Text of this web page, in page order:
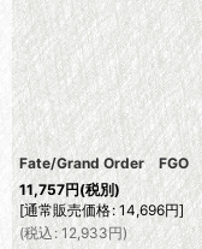
Fate/Grand Order FGO
11,757円(税別)
[通常販売価格: 14,696円]
(税込 : 12,933円)